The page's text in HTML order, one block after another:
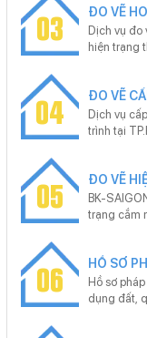
vẽ chính
chục triệu
nhiều
chóng,
nhân lẫn
03
ĐO VẼ
Dịch vụ đo
hiện trạng
hệ BK-
04
ĐO VẼ
Dịch vụ
trình tại
thửa, hoàn
05
ĐO VẼ
BK-
trạng cắm
đội ngũ kỹ
SAIGON
ứng nhu
06
HỒ SƠ
Hồ sơ
dụng đất,